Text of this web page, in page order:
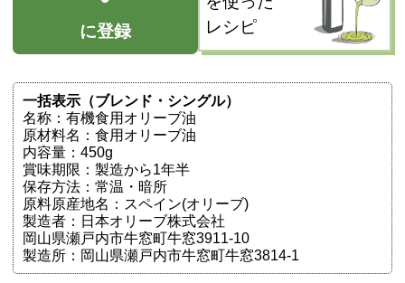
に登録
レシピ
一括表示（ブレンド・シングル）
名称：有機食用オリーブ油
原材料名：食用オリーブ油
内容量：450g
賞味期限：製造から1年半
保存方法：常温・暗所
原料原産地名：スペイン(オリーブ)
製造者：日本オリーブ株式会社
岡山県瀬戸内市牛窓町牛窓3911-10
製造所：岡山県瀬戸内市牛窓町牛窓3814-1